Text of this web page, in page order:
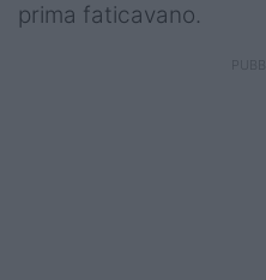
Mercato
prima faticavano.